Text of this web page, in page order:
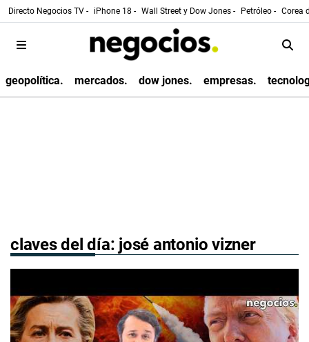
Directo Negocios TV - iPhone 18 - Wall Street y Dow Jones - Petróleo - Corea
geopolítica. mercados. dow jones. empresas.
claves del día: josé antonio vizner